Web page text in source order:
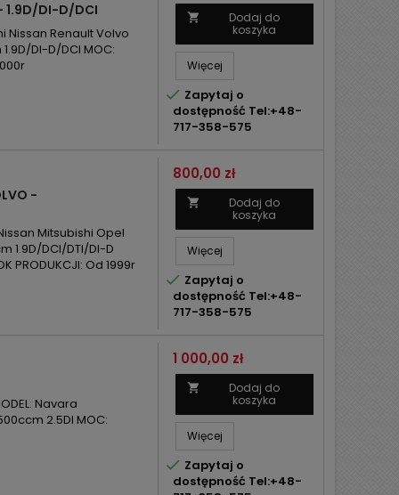
- 1.9D/DI-D/DCI
Nissan Renault Volvo
1.9D/DI-D/DCI MOC:

Dodaj do
koszyka
Więcej
 Zapytaj o
dostępność Tel:+48-
717-358-575
-
Mitsubishi Opel
1.9D/DCI/DTI/DI-D
PRODUKCJI: Od 1999r
Cena
800,00 zł

Dodaj do
koszyka
Więcej
 Zapytaj o
dostępność Tel:+48-
717-358-575
Navara
2.5DI MOC:
Cena
1 000,00 zł

Dodaj do
koszyka
Więcej
 Zapytaj o
dostępność Tel:+48-